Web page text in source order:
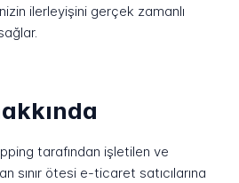
ilerleyişini gerçek zamanlı
tarafından işletilen ve
sınır ötesi e-ticaret satıcılarına